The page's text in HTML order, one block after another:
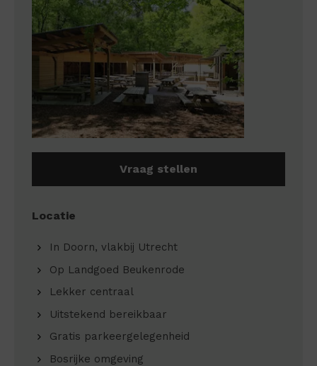
Vraag stellen
Locatie
In Doorn, vlakbij Utrecht
Op Landgoed Beukenrode
Lekker centraal
Uitstekend bereikbaar
Gratis parkeergelegenheid
Bosrijke omgeving